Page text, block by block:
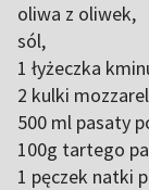
oliwa z oliwek,
sól,
1 łyżeczka
2 kulki
500 ml pasaty
100g tartego
1 pęczek natki